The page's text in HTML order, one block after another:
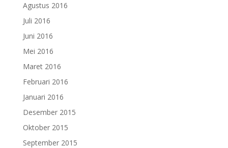
Agustus 2016
Juli 2016
Juni 2016
Mei 2016
Maret 2016
Februari 2016
Januari 2016
Desember 2015
Oktober 2015
September 2015